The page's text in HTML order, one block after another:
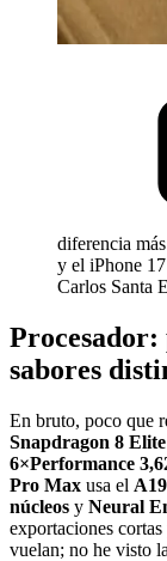
diferencia
y el iPhone
Carlos Santa
sabores
En bruto, poco que
Snapdragon 8
6×Performance
Pro Max usa el
núcleos y Neural
exportaciones
vuelan; no he visto